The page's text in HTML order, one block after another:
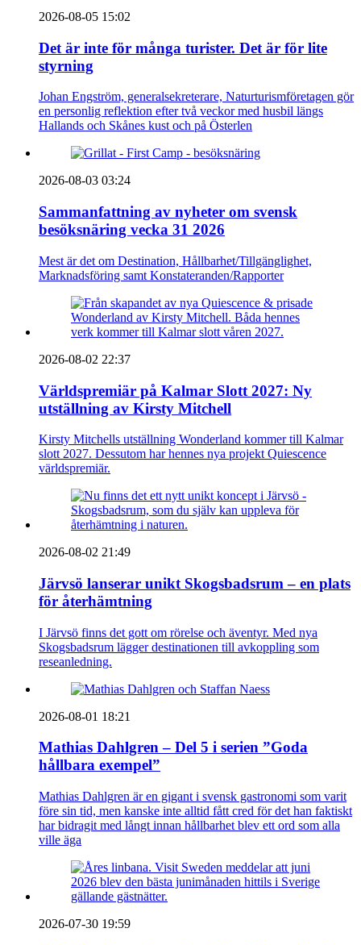
2026-08-05 15:02
Det är inte för många turister. Det är för lite
styrning
Johan Engström, generalsekreterare, Naturturismföretagen gör
en personlig reflektion efter två veckor med husbil längs
Hallands och Skånes kust och på Österlen
2026-08-03 03:24
Sammanfattning av nyheter om svensk
besöksnäring vecka 31 2026
Mest är det om Destination, Hållbarhet/Tillgänglighet,
Marknadsföring samt Konstateranden/Rapporter
2026-08-02 22:37
Världspremiär på Kalmar Slott 2027: Ny
utställning av Kirsty Mitchell
Kirsty Mitchells utställning Wonderland kommer till Kalmar
slott 2027. Dessutom har hennes nya projekt Quiescence
världspremiär.
2026-08-02 21:49
Järvsö lanserar unikt Skogsbadsrum – en plats
för återhämtning
I Järvsö finns det gott om rörelse och äventyr. Med nya
Skogsbadsrum lägger destinationen till avkoppling som
reseanledning.
2026-08-01 18:21
Mathias Dahlgren – Del 5 i serien ”Goda
hållbara exempel”
Mathias Dahlgren är en gigant i svensk gastronomi som varit
före sin tid, men kanske inte alltid fått cred för det han faktiskt
har bidragit med långt innan hållbarhet blev ett ord som alla
ville äga
2026-07-30 19:59